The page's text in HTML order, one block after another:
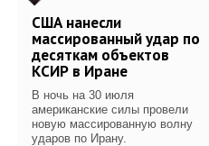
США нанесли
массированный удар по
десяткам объектов
КСИР в Иране
В ночь на 30 июля
американские силы провели
новую массированную волну
ударов по Ирану.